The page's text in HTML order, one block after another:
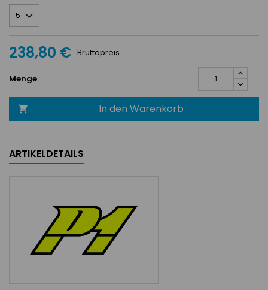
238,80 € Bruttopreis
Menge
 In den Warenkorb
ARTIKELDETAILS